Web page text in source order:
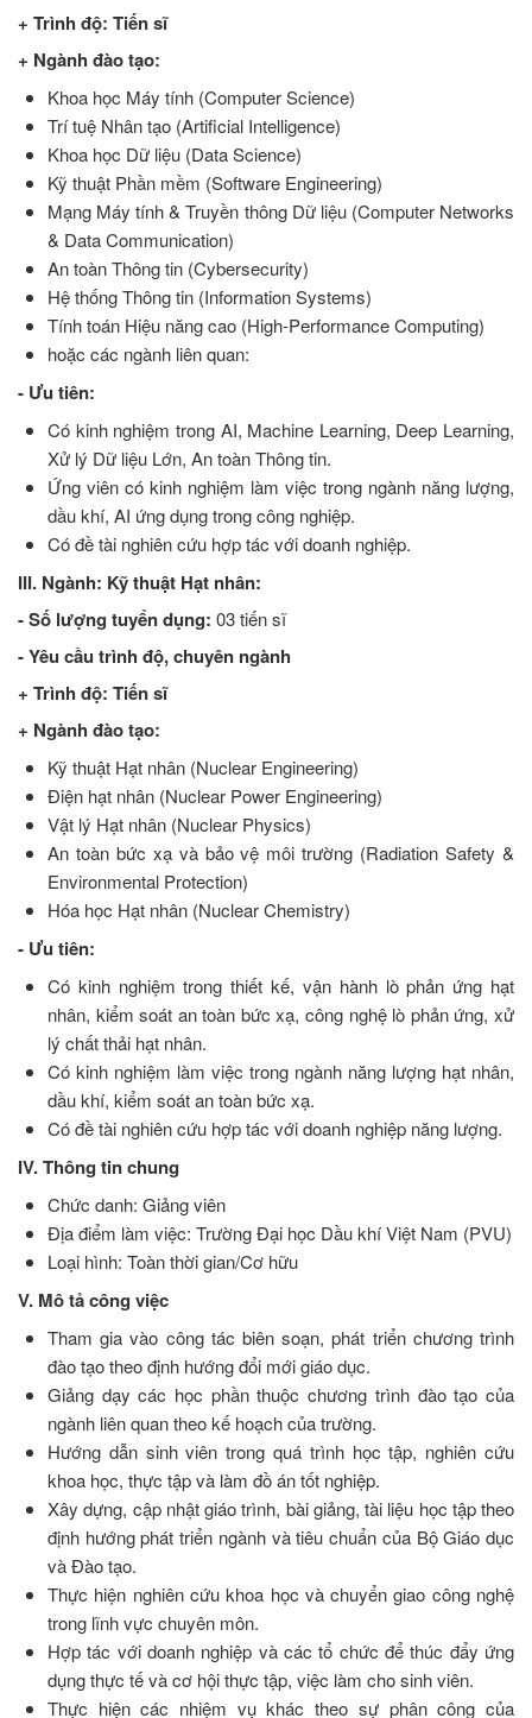
+ Trình độ: Tiến sĩ
+ Ngành đào tạo:
Khoa học Máy tính (Computer Science)
Trí tuệ Nhân tạo (Artificial Intelligence)
Khoa học Dữ liệu (Data Science)
Kỹ thuật Phần mềm (Software Engineering)
Mạng Máy tính & Truyền thông Dữ liệu (Computer Networks
& Data Communication)
An toàn Thông tin (Cybersecurity)
Hệ thống Thông tin (Information Systems)
Tính toán Hiệu năng cao (High-Performance Computing)
hoặc các ngành liên quan:
- Ưu tiên:
Có kinh nghiệm trong AI, Machine Learning, Deep Learning,
Xử lý Dữ liệu Lớn, An toàn Thông tin.
Ứng viên có kinh nghiệm làm việc trong ngành năng lượng,
dầu khí, AI ứng dụng trong công nghiệp.
Có đề tài nghiên cứu hợp tác với doanh nghiệp.
III. Ngành: Kỹ thuật Hạt nhân:
- Số lượng tuyển dụng: 03 tiến sĩ
- Yêu cầu trình độ, chuyên ngành
+ Trình độ: Tiến sĩ
+ Ngành đào tạo:
Kỹ thuật Hạt nhân (Nuclear Engineering)
Điện hạt nhân (Nuclear Power Engineering)
Vật lý Hạt nhân (Nuclear Physics)
An toàn bức xạ và bảo vệ môi trường (Radiation Safety &
Environmental Protection)
Hóa học Hạt nhân (Nuclear Chemistry)
- Ưu tiên:
Có kinh nghiệm trong thiết kế, vận hành lò phản ứng hạt
nhân, kiểm soát an toàn bức xạ, công nghệ lò phản ứng, xử
lý chất thải hạt nhân.
Có kinh nghiệm làm việc trong ngành năng lượng hạt nhân,
dầu khí, kiểm soát an toàn bức xạ.
Có đề tài nghiên cứu hợp tác với doanh nghiệp năng lượng.
IV. Thông tin chung
Chức danh: Giảng viên
Địa điểm làm việc: Trường Đại học Dầu khí Việt Nam (PVU)
Loại hình: Toàn thời gian/Cơ hữu
V. Mô tả công việc
Tham gia vào công tác biên soạn, phát triển chương trình
đào tạo theo định hướng đổi mới giáo dục.
Giảng dạy các học phần thuộc chương trình đào tạo của
ngành liên quan theo kế hoạch của trường.
Hướng dẫn sinh viên trong quá trình học tập, nghiên cứu
khoa học, thực tập và làm đồ án tốt nghiệp.
Xây dựng, cập nhật giáo trình, bài giảng, tài liệu học tập theo
định hướng phát triển ngành và tiêu chuẩn của Bộ Giáo dục
và Đào tạo.
Thực hiện nghiên cứu khoa học và chuyển giao công nghệ
trong lĩnh vực chuyên môn.
Hợp tác với doanh nghiệp và các tổ chức để thúc đẩy ứng
dụng thực tế và cơ hội thực tập, việc làm cho sinh viên.
Thực hiện các nhiệm vụ khác theo sự phân công của